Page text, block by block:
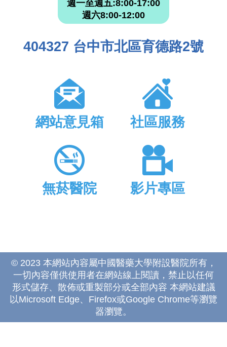
週一至週五:8:00-17:00
週六8:00-12:00
404327 台中市北區育德路2號
網站意見箱 社區服務
無菸醫院 影片專區
© 2023 本網站內容屬中國醫藥大學附設醫院所有，
一切內容僅供使用者在網站線上閱讀，禁止以任何
形式儲存、散佈或重製部分或全部內容 本網站建議
以Microsoft Edge、Firefox或Google Chrome等瀏覽
器瀏覽。